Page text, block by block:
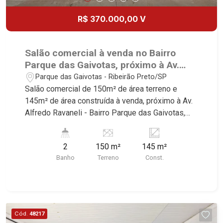
R$ 370.000,00 V
Salão comercial à venda no Bairro
Parque das Gaivotas, próximo à Av.
Alfredo Ravaneli - Ribeirão Preto/SP.
Parque das Gaivotas - Ribeirão Preto/SP
Salão comercial de 150m² de área terreno e
145m² de área construída à venda, próximo à Av.
Alfredo Ravaneli - Bairro Parque das Gaivotas,
deste imóvel que a Martinelli Imobiliária
selecionou para você: - 150m² de área terreno e
145m² de área construída - Amplo salão - 2 W.C -
Lançamentos! Avenida João Fiúsa, 1051 - Alto da
Boa Vista | Ribeirão Preto.
2
Banho
150 m²
Terreno
145 m²
Const.
Cód. 48217